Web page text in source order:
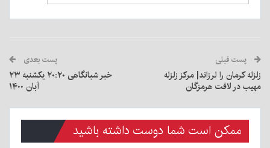
پست قبلی
زلزله کرمان را لرزاند| مرکز زلزله
مهیب در لافت هرمزگان
پست بعدی
خبر شبانگاهی ٢۰:٢٠ یکشنبه ۲۳
آبان ۱۴۰۰
ممکن است شما دوست داشته باشید